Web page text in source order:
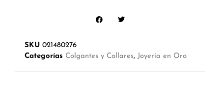
SKU 021480276
Categorías Colgantes y Collares, Joyería en Oro